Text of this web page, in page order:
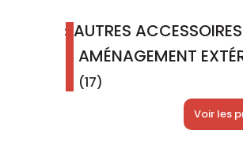
AUTRES ACCESSOIRES
AMÉNAGEMENT
(17)
Voir les